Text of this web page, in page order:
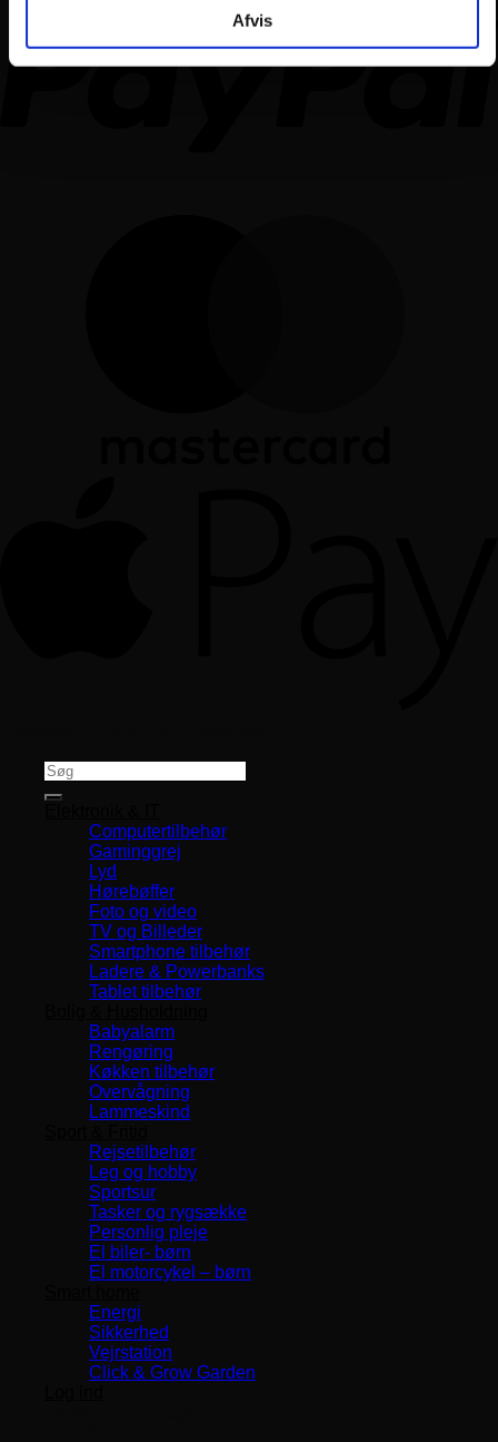
Afvis
Søg
Computertilbehør
Gaminggrej
Lyd
Hørebøffer
Foto og video
TV og Billeder
Smartphone tilbehør
Ladere & Powerbanks
Tablet tilbehør
Babyalarm
Rengøring
Køkken tilbehør
Overvågning
Lammeskind
Rejsetilbehør
Leg og hobby
Sportsur
Tasker og rygsække
Personlig pleje
El biler- børn
El motorcykel – børn
Energi
Sikkerhed
Vejrstation
Click & Grow Garden